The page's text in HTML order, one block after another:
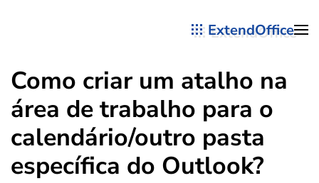
ExtendOffice
Como criar um atalho na
área de trabalho para o
calendário/outro pasta
específica do Outlook?